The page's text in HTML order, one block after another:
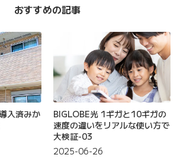
おすすめの記事
入済みか
BIGLOBE光 1ギガと10ギガの
速度の違いをリアルな使い方で
大検証-03
2025-06-26